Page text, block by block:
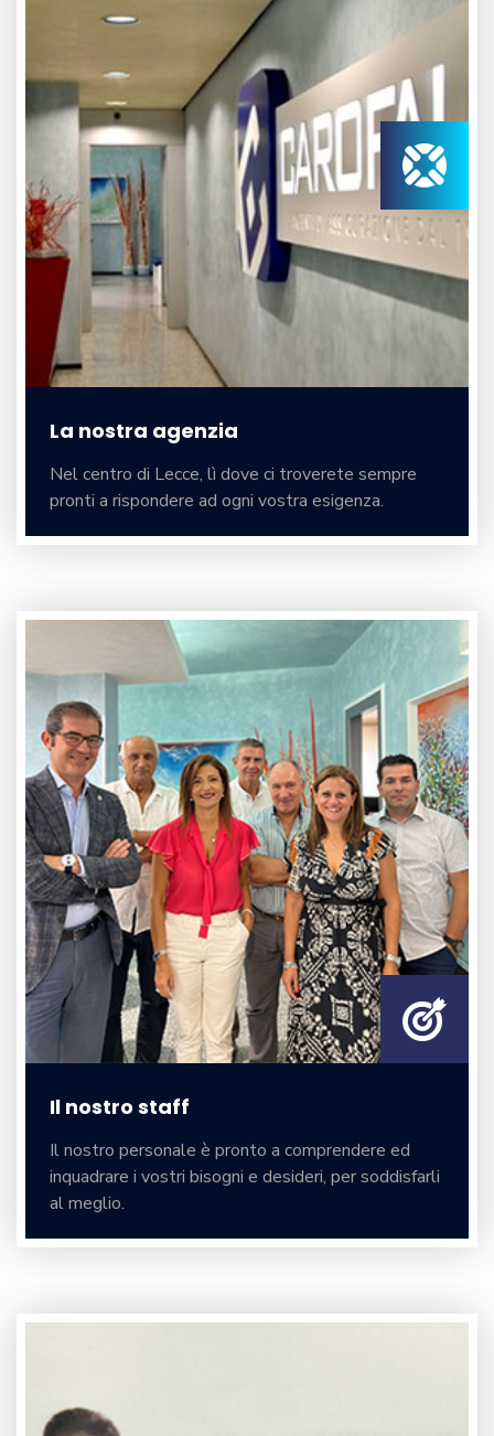
La nostra agenzia
Nel centro di Lecce, lì dove ci troverete sempre
pronti a rispondere ad ogni vostra esigenza.
Il nostro staff
Il nostro personale è pronto a comprendere ed
inquadrare i vostri bisogni e desideri, per soddisfarli
al meglio.